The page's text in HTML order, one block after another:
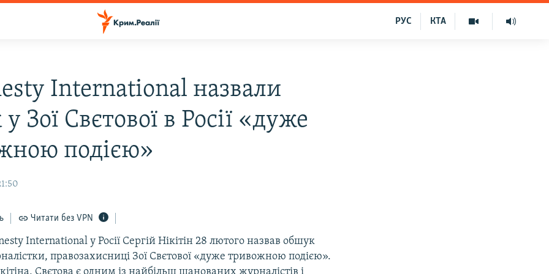
КТА
РУС
International назвали
Зої Свєтової в Росії «дуже
подією»
Читати без VPN
International у Росії Сергій Нікітін 28 лютого назвав обшук
правозахисниці Зої Свєтової «дуже тривожною подією».